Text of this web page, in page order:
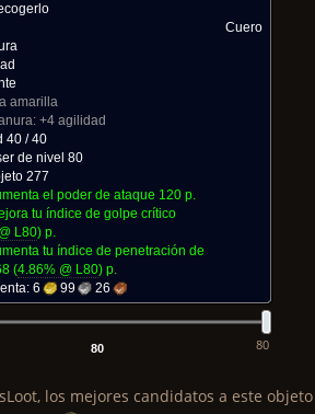
Cuero
amarilla
+4 agilidad
40 / 40
de nivel 80
277
el poder de ataque 120 p.
tu índice de golpe crítico
L80) p.
tu índice de penetración de
(4.86% @ L80) p.
6 99 26
80
los mejores candidatos a este